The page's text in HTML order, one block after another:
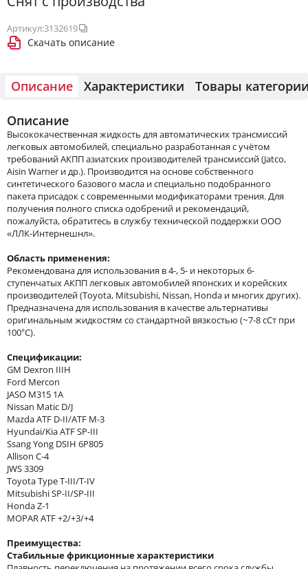
Артикул:3132619
Скачать описание
Описание Характеристики Товары
Описание
Высококачественная жидкость для автоматических трансмиссий
легковых автомобилей, специально разработанная с учётом
требований АКПП азиатских производителей трансмиссий (Jatco,
Aisin Warner и др.). Производится на основе собственного
синтетического базового масла и специально подобранного
пакета присадок с современными модификаторами трения. Для
получения полного списка одобрений и рекомендаций,
пожалуйста, обратитесь в службу технической поддержки ООО
«ЛЛК-Интернешнл».
Область применения:
Рекомендована для использования в 4-, 5- и некоторых 6-
ступенчатых АКПП легковых автомобилей японских и корейских
производителей (Toyota, Mitsubishi, Nissan, Honda и многих других).
Предназначена для использования в качестве альтернативы
оригинальным жидкостям со стандартной вязкостью (~7-8 сСт при
100°С).
Спецификации:
GM Dexron IIIH
Ford Mercon
JASO M315 1A
Nissan Matic D/J
Mazda ATF D-II/ATF M-3
Hyundai/Kia ATF SP-III
Ssang Yong DSIH 6P805
Allison C-4
JWS 3309
Toyota Type T-III/T-IV
Mitsubishi SP-II/SP-III
Honda Z-1
MOPAR ATF +2/+3/+4
Преимущества:
Стабильные фрикционные характеристики